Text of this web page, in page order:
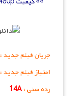
جریان فیلم جدید :
امتیاز فیلم جدید :
رده سنی :14A